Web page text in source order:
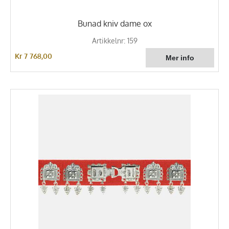
Bunad kniv dame ox
Artikkelnr: 159
Kr 7 768,00